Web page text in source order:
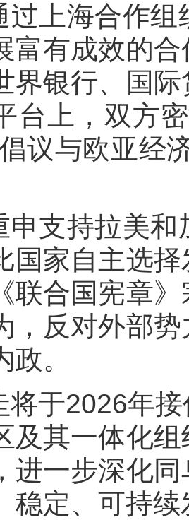
过上海合作组
富有成效的
界银行、国
台上，双方
议与欧亚经
申支持拉美
国家自主选
联合国宪章
，反对外部
政。
将于2026年
及其一体化组
进一步深化
稳定、可持